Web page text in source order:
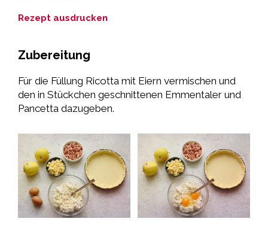
Rezept ausdrucken
Zubereitung
Für die Füllung Ricotta mit Eiern vermischen und
den in Stückchen geschnittenen Emmentaler und
Pancetta dazugeben.